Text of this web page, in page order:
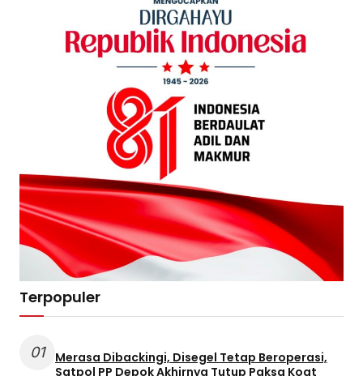
Terpopuler
01
Merasa Dibackingi, Disegel Tetap Beroperasi,
Satpol PP Depok Akhirnya Tutup Paksa Koat